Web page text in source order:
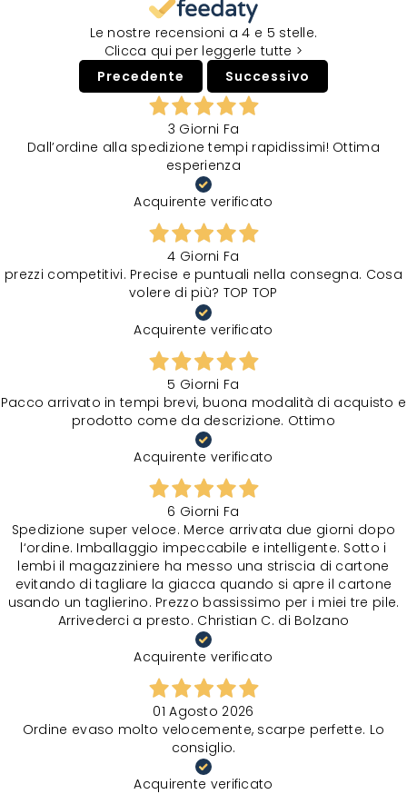
Le nostre recensioni a 4 e 5 stelle.
Clicca qui per leggerle tutte >
Precedente
Successivo
3 Giorni Fa
Dall’ordine alla spedizione tempi rapidissimi! Ottima
esperienza
Acquirente verificato
4 Giorni Fa
prezzi competitivi. Precise e puntuali nella consegna. Cosa
volere di più? TOP TOP
Acquirente verificato
5 Giorni Fa
Pacco arrivato in tempi brevi, buona modalità di acquisto e
prodotto come da descrizione. Ottimo
Acquirente verificato
6 Giorni Fa
Spedizione super veloce. Merce arrivata due giorni dopo
l‘ordine. Imballaggio impeccabile e intelligente. Sotto i
lembi il magazziniere ha messo una striscia di cartone
evitando di tagliare la giacca quando si apre il cartone
usando un taglierino. Prezzo bassissimo per i miei tre pile.
Arrivederci a presto. Christian C. di Bolzano
Acquirente verificato
01 Agosto 2026
Ordine evaso molto velocemente, scarpe perfette. Lo
consiglio.
Acquirente verificato